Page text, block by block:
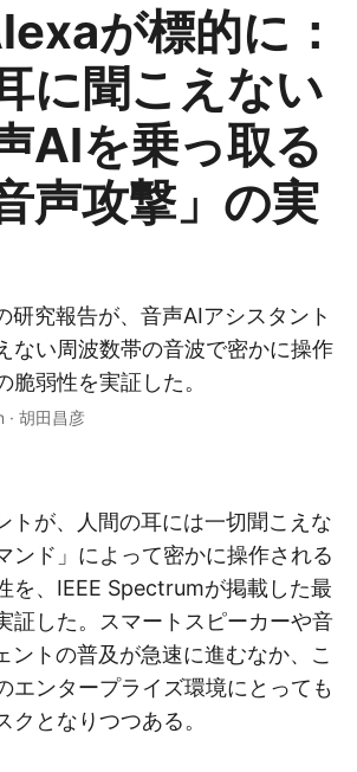
が標的に：
に聞こえない
AIを乗っ取る
声攻撃」の実
研究報告が、音声AIアシスタント
ない周波数帯の音波で密かに操作
脆弱性を実証した。
· 胡田昌彦
トが、人間の耳には一切聞こえな
ンド」によって密かに操作される
を、IEEE Spectrumが掲載した最
証した。スマートスピーカーや音
ントの普及が急速に進むなか、こ
エンタープライズ環境にとっても
クとなりつつある。